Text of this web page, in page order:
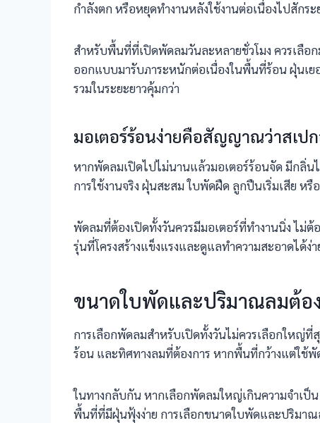
กำลังตก หรือหยุดทำงานหลังใช้งานต่อเนื่องไปสักร
สำหรับพื้นที่ที่เปิดพัดลมวันละหลายชั่วโมง ควรเลื
ออกแบบมารับภาระหนักต่อเนื่องในพื้นที่ร้อน ฝุ่นเย
รวมในระยะยาวคุ้มกว่า
มอเตอร์ร้อนง่ายคือสัญญาณว่าสเป
หากพัดลมเปิดไปไม่นานแล้วมอเตอร์ร้อนจัด มีกลิ่น
การใช้งานจริง ฝุ่นสะสม ใบพัดฝืด ลูกปืนเริ่มเสีย ห
พัดลมที่ต้องเปิดทั้งวันควรมีมอเตอร์ที่ทำงานนิ่ง ไม่
รุ่นที่โครงสร้างแข็งแรงและดูแลทำความสะอาดได้
ขนาดใบพัดและปริมาณลมต้อ
การเลือกพัดลมสำหรับเปิดทั้งวันไม่ควรเลือกใหญ่ที่
ร้อน และทิศทางลมที่ต้องการ หากพื้นที่กว้างแต่ใช้พั
ในทางกลับกัน หากเลือกพัดลมใหญ่เกินความจำเป็
พื้นที่ที่มีฝุ่นฟุ้งง่าย การเลือกขนาดใบพัดและปริมาณ